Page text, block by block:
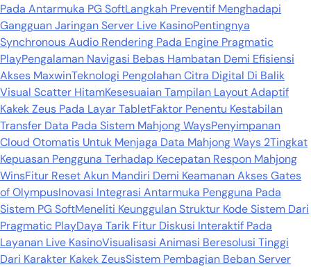
Pada Antarmuka PG SoftLangkah Preventif Menghadapi
Gangguan Jaringan Server Live KasinoPentingnya
Synchronous Audio Rendering Pada Engine Pragmatic
PlayPengalaman Navigasi Bebas Hambatan Demi Efisiensi
Akses MaxwinTeknologi Pengolahan Citra Digital Di Balik
Visual Scatter HitamKesesuaian Tampilan Layout Adaptif
Kakek Zeus Pada Layar TabletFaktor Penentu Kestabilan
Transfer Data Pada Sistem Mahjong WaysPenyimpanan
Cloud Otomatis Untuk Menjaga Data Mahjong Ways 2Tingkat
Kepuasan Pengguna Terhadap Kecepatan Respon Mahjong
WinsFitur Reset Akun Mandiri Demi Keamanan Akses Gates
of OlympusInovasi Integrasi Antarmuka Pengguna Pada
Sistem PG SoftMeneliti Keunggulan Struktur Kode Sistem Dari
Pragmatic PlayDaya Tarik Fitur Diskusi Interaktif Pada
Layanan Live KasinoVisualisasi Animasi Beresolusi Tinggi
Dari Karakter Kakek ZeusSistem Pembagian Beban Server